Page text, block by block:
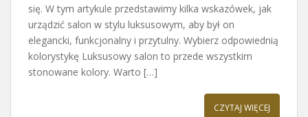
się. W tym artykule przedstawimy kilka wskazówek, jak
urządzić salon w stylu luksusowym, aby był on
elegancki, funkcjonalny i przytulny. Wybierz odpowiednią
kolorystykę Luksusowy salon to przede wszystkim
stonowane kolory. Warto […]
CZYTAJ WIĘCEJ